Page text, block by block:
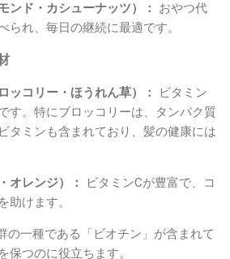
ンド・カシューナッツ）：
おやつ代
られ、毎日の継続に最適です。
ッコリー・ほうれん草）：
ビタミン
す。特にブロッコリーは、タンパク質
タミンも含まれており、髪の健康には
オレンジ）：
ビタミンCが豊富で、コ
助けます。
の一種である「ビオチン」が含まれて
保つのに役立ちます。